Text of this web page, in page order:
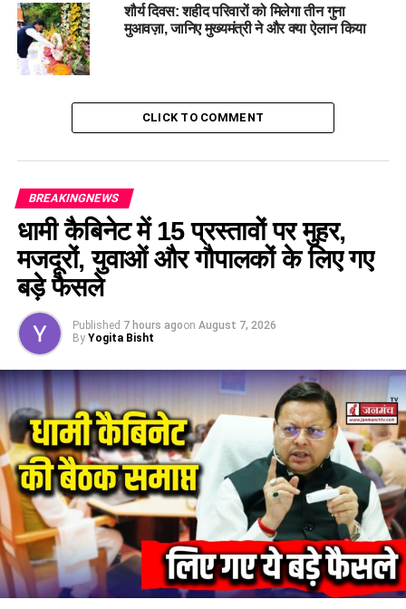
तक विकसित राष्ट्र बनने की ओर अग्रसर है। जब भारत विकसित राष्ट्र
के रूप में स्थापित होगा, उस समय देश के सभी नागरिकों के अधिकारों में भी
समानता होगी, जिसकी शुरुआत उत्तराखंड से हो गई है। उन्होंने कहा
नागरिक संहिता, बाबा साहेब भीमराव आंबेडकर के सपनों को भी साकार
शौर्य दिवस: शहीद परिवारों को मिलेगा तीन गुना
मुआवज़ा, जानिए मुख्यमंत्री ने और क्या ऐलान किया
CLICK TO COMMENT
BREAKINGNEWS
धामी कैबिनेट में 15 प्रस्तावों पर मुहर,
मजदूरों, युवाओं और गौपालकों के लिए गए
बड़े फैसले
Published 7 hours agoon August 7, 2026
By Yogita Bisht